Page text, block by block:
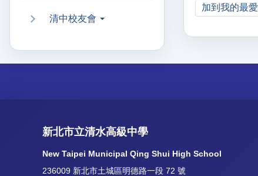
清中校友會
加到我的最愛
新北市立清水高級中學
New Taipei Municipal Qing Shui High School
236009 新北市土城區明德路一段 72 號